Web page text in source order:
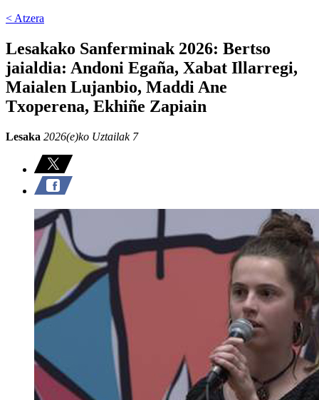
< Atzera
Lesakako Sanferminak 2026: Bertso
jaialdia: Andoni Egaña, Xabat Illarregi,
Maialen Lujanbio, Maddi Ane
Txoperena, Ekhiñe Zapiain
Lesaka 2026(e)ko Uztailak 7